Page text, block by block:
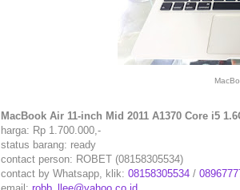
MacBook Air 11-inch Mid 2011 A1370 Core i5
harga: Rp 1.700.000,-
status barang: ready
contact person: ROBET (08158305534)
contact by Whatsapp, klik: 08158305534 /